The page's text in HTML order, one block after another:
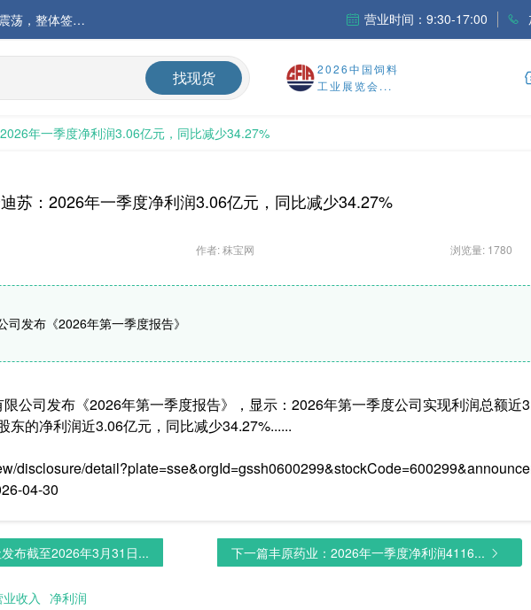
中国氨基酸市场苏氨酸价格稳定略强，其他品类稳中震荡，整体签单清淡；欧洲物流成本进一步上升
运行
财务报告
营业时间：9:30-17:00
找现货
2026中国饲料
工业展览会...
年一季度净利润3.06亿元，同比减少34.27%
苏：2026年一季度净利润3.06亿元，同比减少34.27%
作者: 秣宝网 浏览量: 1780
发布《2026年第一季度报告》
公司发布《2026年第一季度报告》，显示：2026年第一季度公司实现利润总额近
东的净利润近3.06亿元，同比减少34.27%......
disclosure/
04-30
布截至2026年3月31日... 下一篇丰原药业：2026年一季度净利润4116...
业收入 净利润